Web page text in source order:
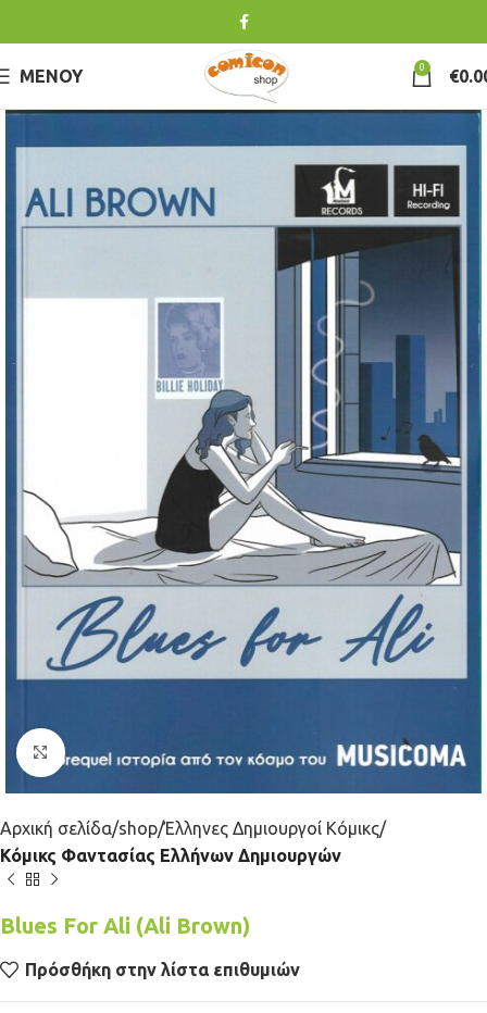
ΜΕΝΟΎ 0 €
Κλικ για μεγέθυνση
Αρχική σελίδα shop Έλληνες Δημιουργοί Κόμικς
Κόμικς Φαντασίας Ελλήνων Δημιουργών
Blues For Ali (Ali Brown)
Πρόσθήκη στην λίστα επιθυμιών